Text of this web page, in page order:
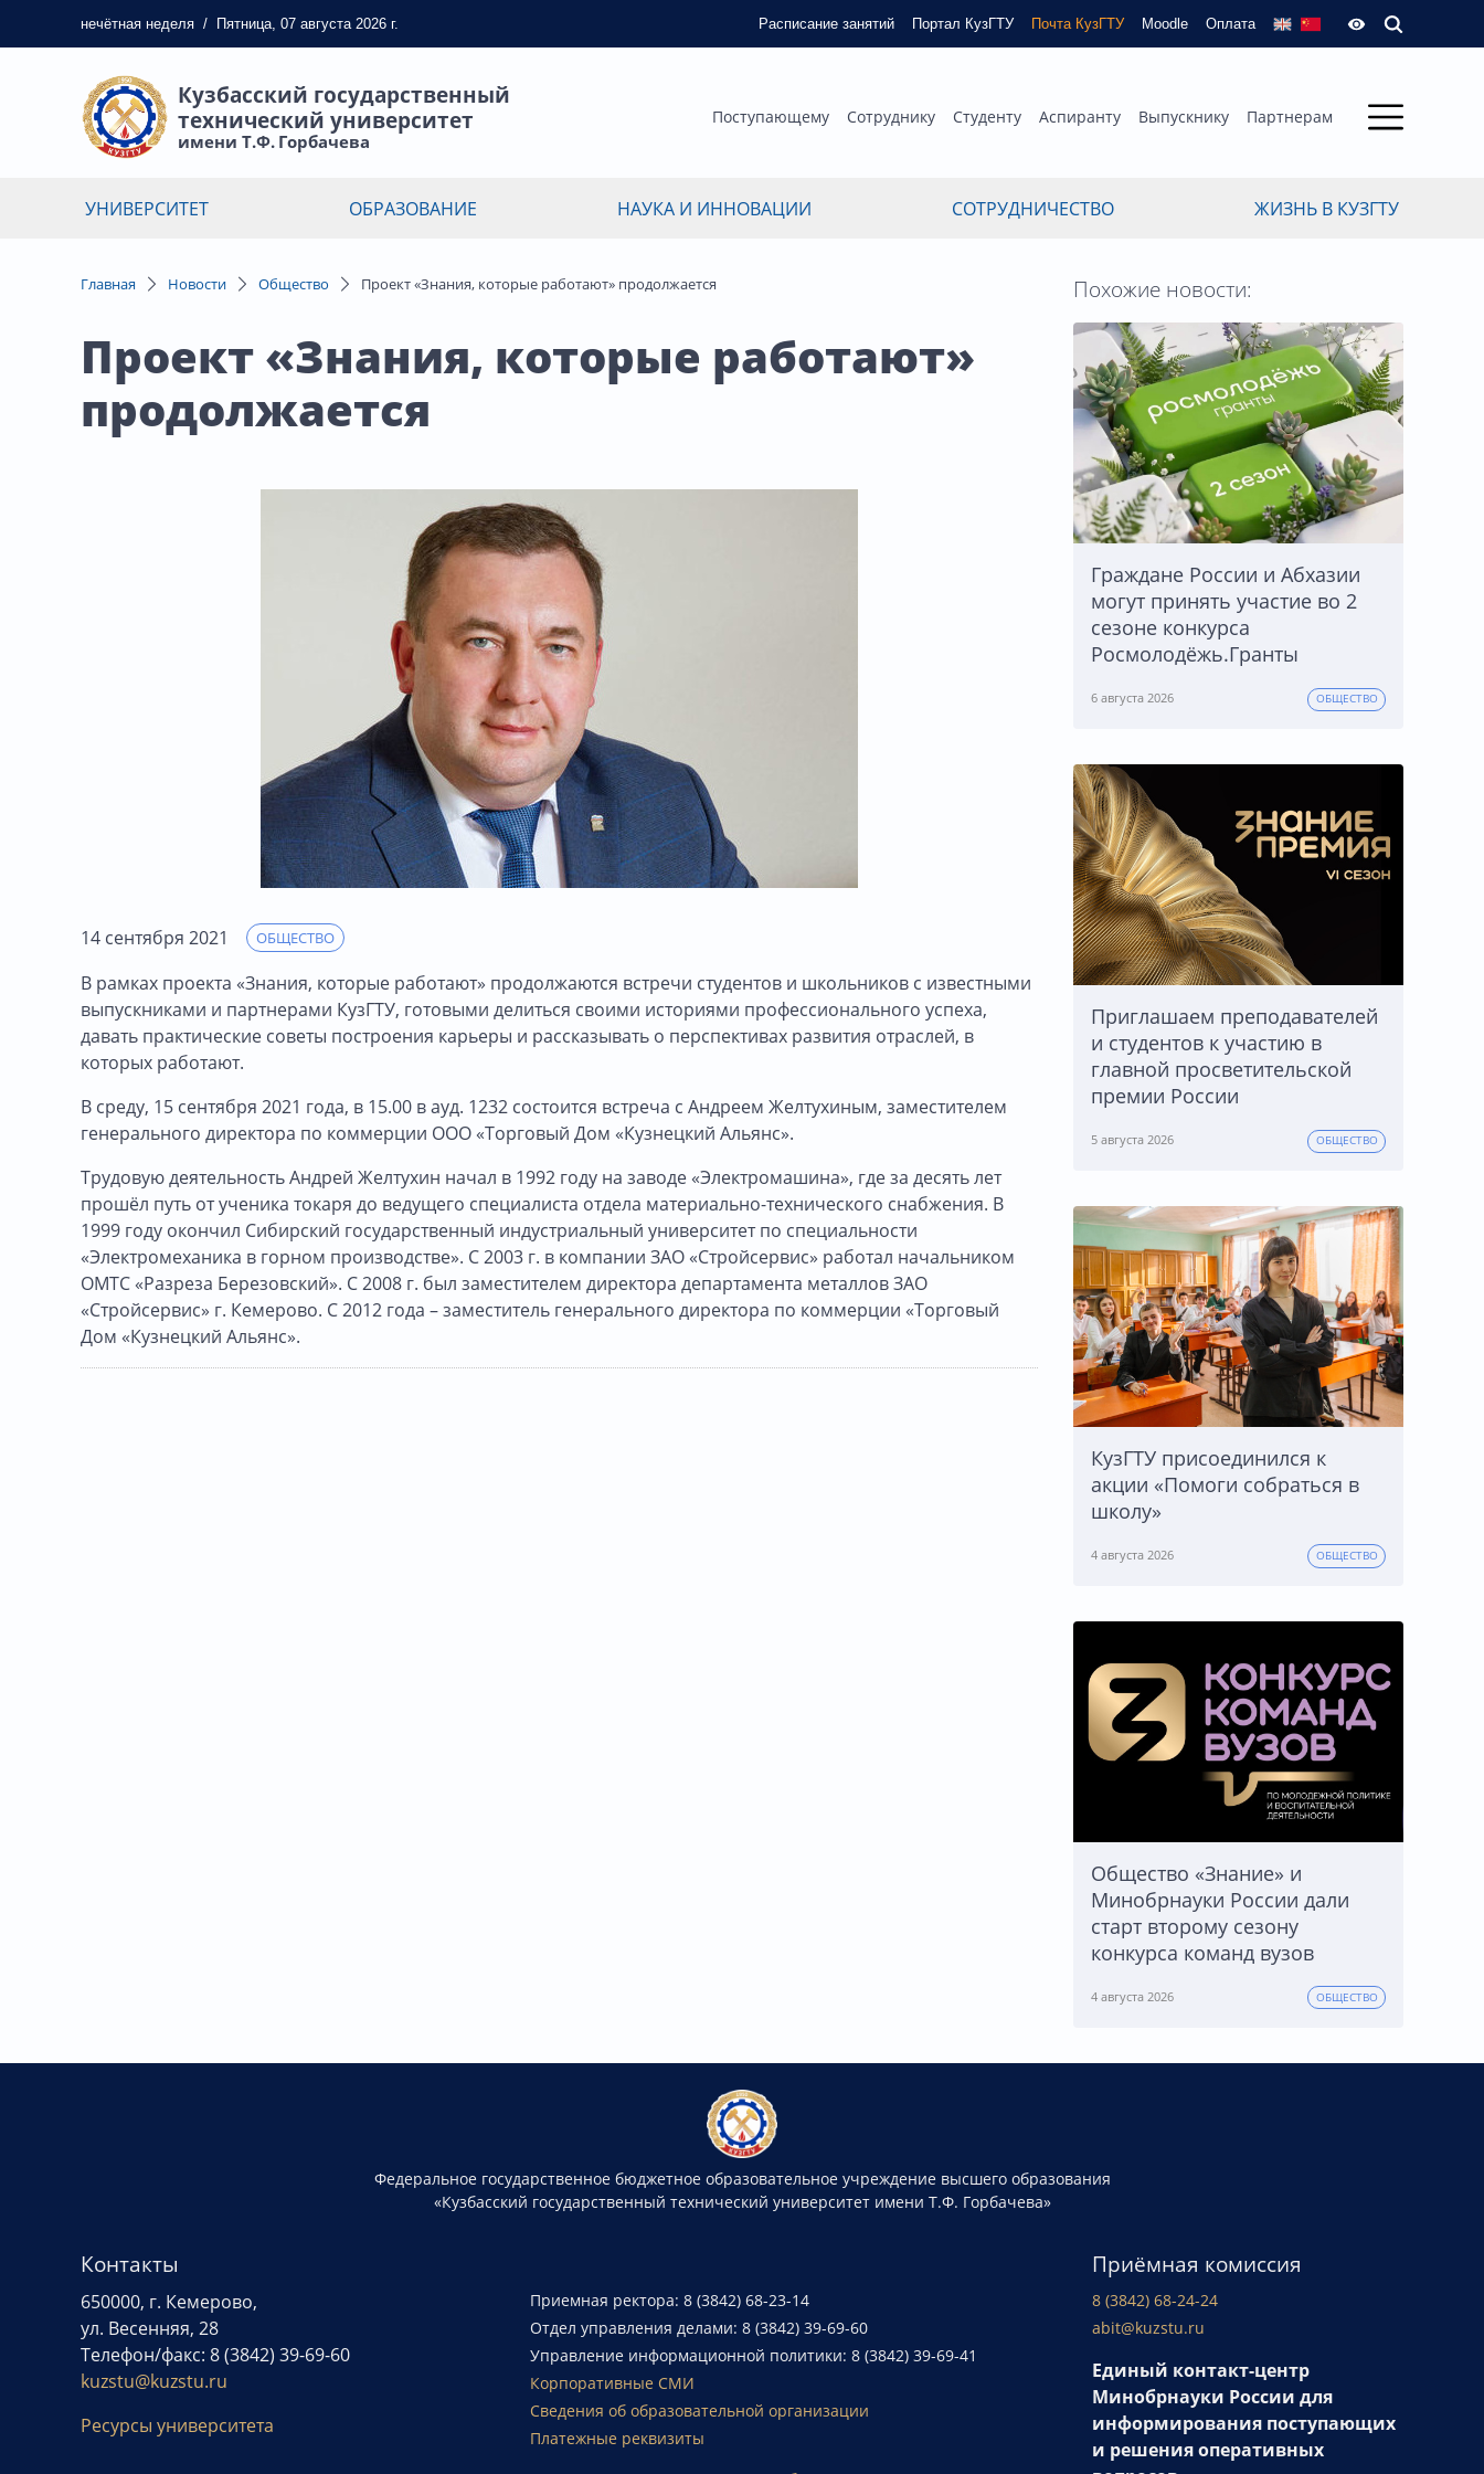
нечётная неделя / Пятница, 07 августа 2026 г. Расписание занятий Портал КузГТУ Почта КузГТУ Moodle Оплата
Кузбасский государственный
технический университет
имени Т.Ф. Горбачева
Поступающему Сотруднику Студенту Аспиранту Выпускнику Партнерам
УНИВЕРСИТЕТ ОБРАЗОВАНИЕ НАУКА И ИННОВАЦИИ СОТРУДНИЧЕСТВО ЖИЗНЬ В КУЗГТУ
Главная Новости Общество Проект «Знания, которые работают» продолжается
Проект «Знания, которые работают»
продолжается
14 сентября 2021 ОБЩЕСТВО
В рамках проекта «Знания, которые работают» продолжаются встречи студентов и школьников с известными
выпускниками и партнерами КузГТУ, готовыми делиться своими историями профессионального успеха,
давать практические советы построения карьеры и рассказывать о перспективах развития отраслей, в
которых работают.
В среду, 15 сентября 2021 года, в 15.00 в ауд. 1232 состоится встреча с Андреем Желтухиным, заместителем
генерального директора по коммерции ООО «Торговый Дом «Кузнецкий Альянс».
Трудовую деятельность Андрей Желтухин начал в 1992 году на заводе «Электромашина», где за десять лет
прошёл путь от ученика токаря до ведущего специалиста отдела материально-технического снабжения. В
1999 году окончил Сибирский государственный индустриальный университет по специальности
«Электромеханика в горном производстве». С 2003 г. в компании ЗАО «Стройсервис» работал начальником
ОМТС «Разреза Березовский». С 2008 г. был заместителем директора департамента металлов ЗАО
«Стройсервис» г. Кемерово. С 2012 года – заместитель генерального директора по коммерции «Торговый
Дом «Кузнецкий Альянс».
Похожие новости:
Граждане России и Абхазии
могут принять участие во 2
сезоне конкурса
Росмолодёжь.Гранты
6 августа 2026 ОБЩЕСТВО
Приглашаем преподавателей
и студентов к участию в
главной просветительской
премии России
5 августа 2026 ОБЩЕСТВО
КузГТУ присоединился к
акции «Помоги собраться в
школу»
4 августа 2026 ОБЩЕСТВО
Общество «Знание» и
Минобрнауки России дали
старт второму сезону
конкурса команд вузов
4 августа 2026 ОБЩЕСТВО
Федеральное государственное бюджетное образовательное учреждение высшего образования
«Кузбасский государственный технический университет имени Т.Ф. Горбачева»
Контакты
650000, г. Кемерово,
ул. Весенняя, 28
Телефон/факс: 8 (3842) 39-69-60
kuzstu@kuzstu.ru
Ресурсы университета
Приемная ректора: 8 (3842) 68-23-14
Отдел управления делами: 8 (3842) 39-69-60
Управление информационной политики: 8 (3842) 39-69-41
Корпоративные СМИ
Сведения об образовательной организации
Платежные реквизиты
Приёмная комиссия
8 (3842) 68-24-24
abit@kuzstu.ru
Единый контакт-центр
Минобрнауки России для
информирования поступающих
и решения оперативных